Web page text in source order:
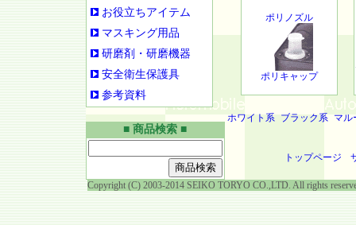
ポリノズル
ポリキャップ
ホワイト系 ブラック系 マル
トップページ
お役立ちアイテム
マスキング用品
研磨剤・研磨機器
安全衛生保護具
参考資料
■ 商品検索 ■
Copyright (C) 2003-2014 SEIKO TORYO CO.,LTD. All rights